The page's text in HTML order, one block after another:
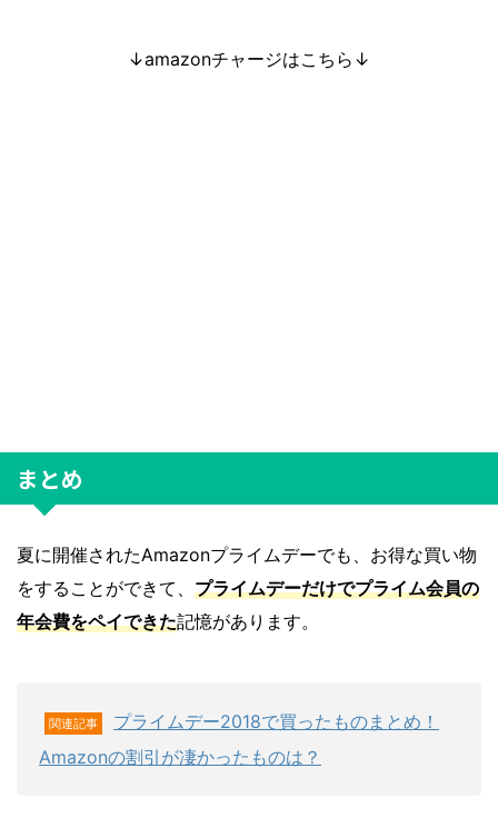
↓amazonチャージはこちら↓
まとめ
夏に開催されたAmazonプライムデーでも、お得な買い物
をすることができて、 プライムデーだけでプライム会員の
年会費をペイできた記憶があります。
関連記事
プライムデー2018で買ったものまとめ！
Amazonの割引が凄かったものは？